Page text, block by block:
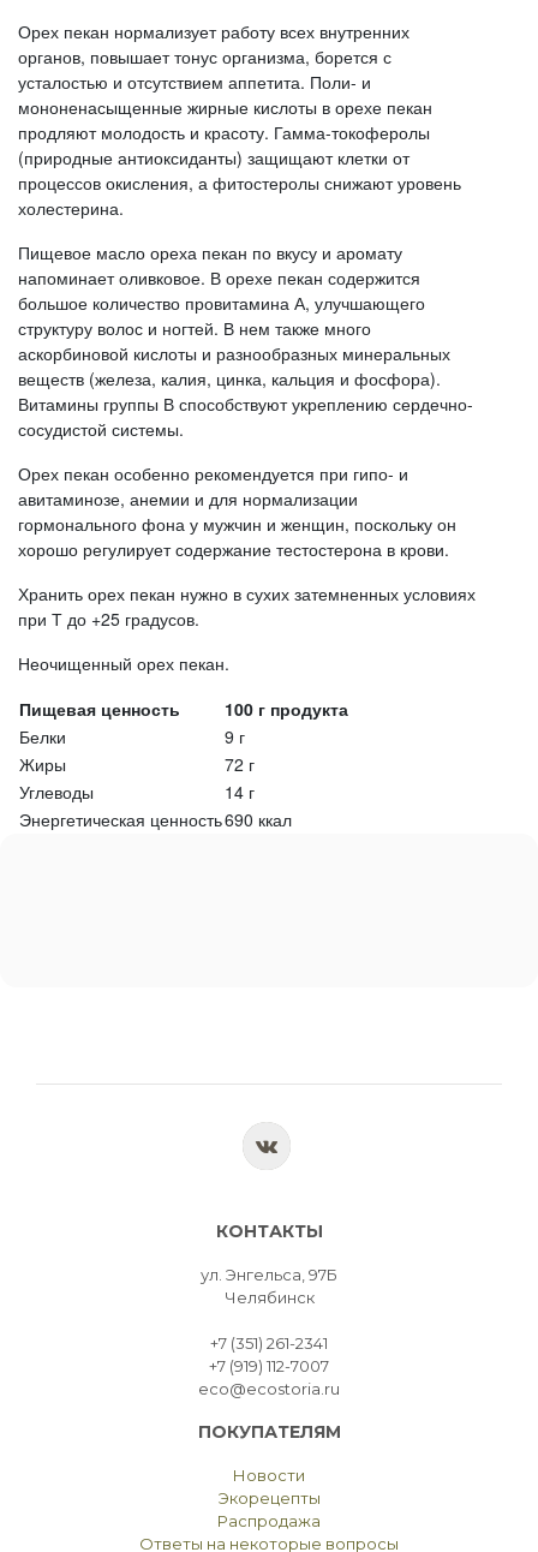
Орех пекан нормализует работу всех внутренних
органов, повышает тонус организма, борется с
усталостью и отсутствием аппетита. Поли- и
мононенасыщенные жирные кислоты в орехе пекан
продляют молодость и красоту. Гамма-токоферолы
(природные антиоксиданты) защищают клетки от
процессов окисления, а фитостеролы снижают уровень
холестерина.
Пищевое масло ореха пекан по вкусу и аромату
напоминает оливковое. В орехе пекан содержится
большое количество провитамина А, улучшающего
структуру волос и ногтей. В нем также много
аскорбиновой кислоты и разнообразных минеральных
веществ (железа, калия, цинка, кальция и фосфора).
Витамины группы В способствуют укреплению сердечно-
сосудистой системы.
Орех пекан особенно рекомендуется при гипо- и
авитаминозе, анемии и для нормализации
гормонального фона у мужчин и женщин, поскольку он
хорошо регулирует содержание тестостерона в крови.
Хранить орех пекан нужно в сухих затемненных условиях
при Т до +25 градусов.
Неочищенный орех пекан.
Пищевая ценность
100 г продукта
Белки
9 г
Жиры
72 г
Углеводы
14 г
Энергетическая ценность690 ккал
КОНТАКТЫ
ул. Энгельса, 97Б
Челябинск
+7 (351) 261-2341
+7 (919) 112-7007
eco@ecostoria.ru
ПОКУПАТЕЛЯМ
Новости
Экорецепты
Распродажа
Ответы на некоторые вопросы